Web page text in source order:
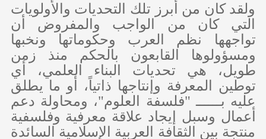
ولقد كان من أبرز تلك التحديات والأولويات
التي كان من الواجب والمفروض أن
تواجهها نظم العرب وحكوماتها ونخبها
ومسؤولوها القابعون بالحكم منذ زمن
طويل، هي تحديات البناء العلمي، أي
توطين المعرفة وإنتاجها ذاتياً، أو ما يطلق
عليه بــــــ "فلسفة العلوم"، ومحاولة دعم
أعمال وسبل إيجاد علاقة معرفية وفلسفية
منتجة بين الثقافة العربية الإسلامية السائدة